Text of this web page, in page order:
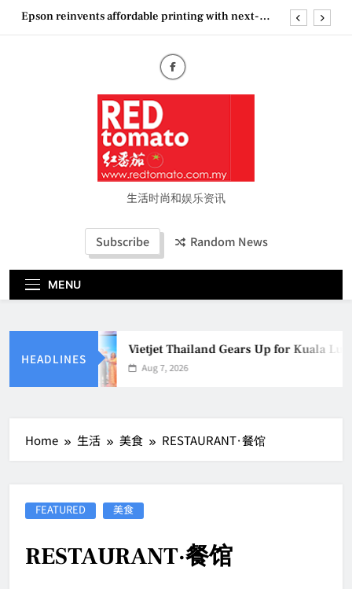
SkipEpson reinvents affordable printing with next-
“See Her Heal – 1,000 Untold Stories” 为马来西亚
妈妈提供分享剖腹产复原历程的空间
Vietjet Thailand Gears Up for Kuala Lumpur–
Bangkok Service Launch on9 October
Epson reinvents affordable printing with next-
generation EcoTank Series
Couture Fashion Week Malaysia 2026– Press
妈妈提供分享剖腹产复原历程的空间
生活时尚和娱乐资讯
Subscribe Random News
MENU
HEADLINES
Vietjet Thailand Gears Up for Kuala
Aug 7, 2026
Home 生活 美食 RESTAURANT·餐馆
FEATURED 美食
RESTAURANT·餐馆